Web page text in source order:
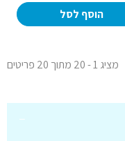
הוסף לסל
מציג 1 - 20 מתוך 20 פריטים